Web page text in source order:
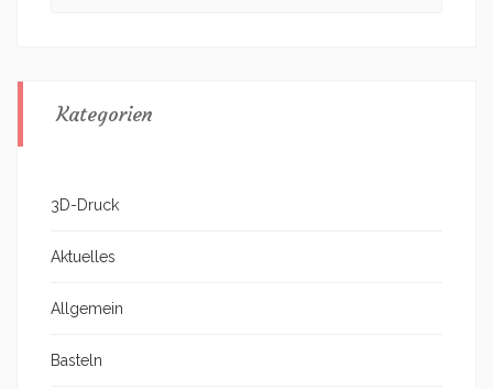
Kategorien
3D-Druck
Aktuelles
Allgemein
Basteln